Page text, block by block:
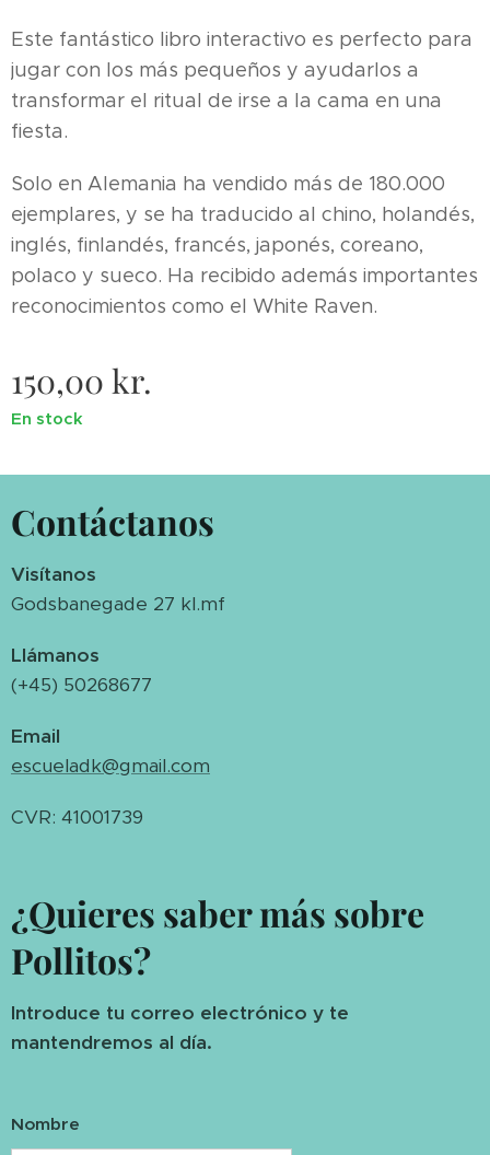
Este fantástico libro interactivo es perfecto para
jugar con los más pequeños y ayudarlos a
transformar el ritual de irse a la cama en una
fiesta.
Solo en Alemania ha vendido más de 180.000
ejemplares, y se ha traducido al chino, holandés,
inglés, finlandés, francés, japonés, coreano,
polaco y sueco. Ha recibido además importantes
reconocimientos como el White Raven.
150,00 kr.
En stock
Contáctanos
Visítanos
Godsbanegade 27 kl.mf
Llámanos
(+45) 50268677
Email
escueladk@gmail.com
CVR: 41001739
¿Quieres saber más sobre
Pollitos?
Introduce tu correo electrónico y te
mantendremos al día.
Nombre